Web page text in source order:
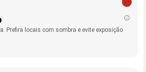
Prefira locais com sombra e evite exposição